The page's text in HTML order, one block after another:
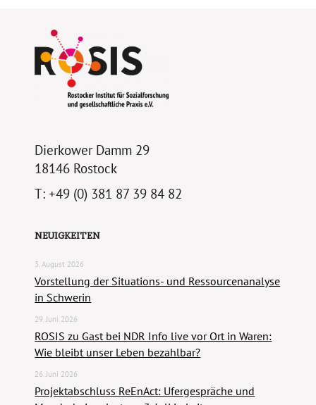
Dierkower Damm 29
18146 Rostock
T: +49 (0) 381 87 39 84 82
NEUIGKEITEN
Vorstellung der Situations- und Ressourcenanalyse
in Schwerin
3. August 2026
ROSIS zu Gast bei NDR Info live vor Ort in Waren:
Wie bleibt unser Leben bezahlbar?
29. Juni 2026
Projektabschluss ReEnAct: Ufergespräche und
26. Juni 2026